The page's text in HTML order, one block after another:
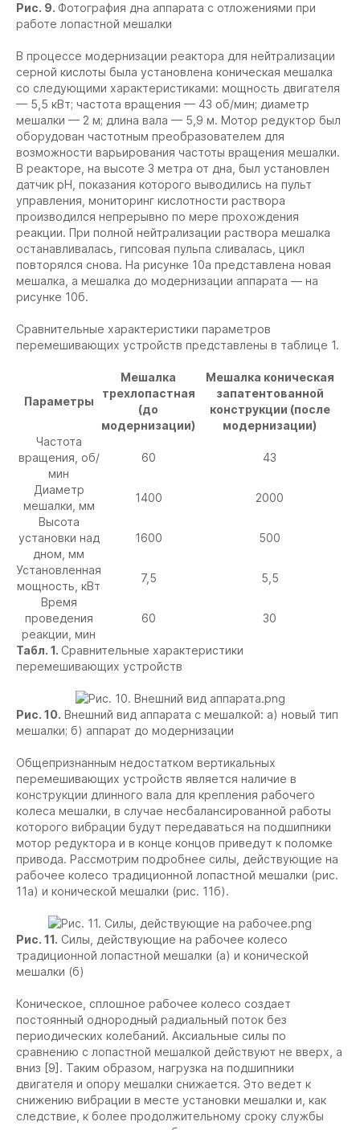
Рис. 9. Фотография дна аппарата с отложениями при
работе лопастной мешалки
В процессе модернизации реактора для нейтрализации
серной кислоты была установлена коническая мешалка
со следующими характеристиками: мощность двигателя
— 5,5 кВт; частота вращения — 43 об/мин; диаметр
мешалки — 2 м; длина вала — 5,9 м. Мотор редуктор был
оборудован частотным преобразователем для
возможности варьирования частоты вращения мешалки.
В реакторе, на высоте 3 метра от дна, был установлен
датчик рH, показания которого выводились на пульт
управления, мониторинг кислотности раствора
производился непрерывно по мере прохождения
реакции. При полной нейтрализации раствора мешалка
останавливалась, гипсовая пульпа сливалась, цикл
повторялся снова. На рисунке 10а представлена новая
мешалка, а мешалка до модернизации аппарата — на
рисунке 10б.
Сравнительные характеристики параметров
перемешивающих устройств представлены в таблице 1.
Параметры
Мешалка
трехлопастная
(до
модернизации)
Мешалка коническая
запатентованной
конструкции (после
модернизации)
Частота
вращения, об/
мин
60 43
Диаметр
мешалки, мм
1400
2000
Высота
установки над
дном, мм
1600 500
Установленная
мощность, кВт
7,5
5,5
Время
проведения
реакции, мин
60 30
Табл. 1. Сравнительные характеристики
перемешивающих устройств
Рис. 10. Внешний вид аппарата с мешалкой: а) новый тип
мешалки; б) аппарат до модернизации
Общепризнанным недостатком вертикальных
перемешивающих устройств является наличие в
конструкции длинного вала для крепления рабочего
колеса мешалки, в случае несбалансированной работы
которого вибрации будут передаваться на подшипники
мотор редуктора и в конце концов приведут к поломке
привода. Рассмотрим подробнее силы, действующие на
рабочее колесо традиционной лопастной мешалки (рис.
11а) и конической мешалки (рис. 11б).
Рис. 11. Силы, действующие на рабочее колесо
традиционной лопастной мешалки (а) и конической
мешалки (б)
Коническое, сплошное рабочее колесо создает
постоянный однородный радиальный поток без
периодических колебаний. Аксиальные силы по
сравнению с лопастной мешалкой действуют не вверх, а
вниз [9]. Таким образом, нагрузка на подшипники
двигателя и опору мешалки снижается. Это ведет к
снижению вибрации в месте установки мешалки и, как
следствие, к более продолжительному сроку службы